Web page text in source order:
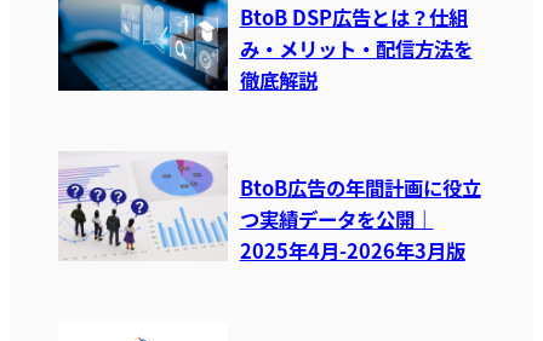
BtoB DSP広告とは？仕組
み・メリット・配信方法を
徹底解説
BtoB広告の年間計画に役立
つ実績データを公開｜
2025年4月-2026年3月版